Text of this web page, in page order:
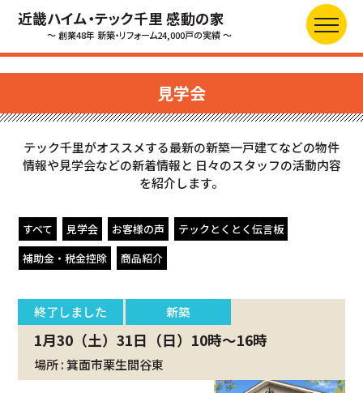
近畿ハイム・テック千里 感動の家
～ 創業48年 新築・リフォーム24,000戸の実績 ～
見学会
テック千里がオススメする最新の新築一戸建てなどの物件
情報や見学会などの新着情報と 日々のスタッフの活動内容
を紹介します。
すべて 見学会 お客様の声
テックとくとく伝言板
補助金・税金控除
商品紹介
終了しました 新築
1月30（土）31日（日）10時～16時
場所 : 箕面市栗生間谷東